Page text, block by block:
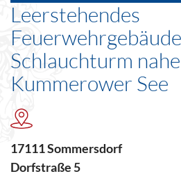
Leerstehendes
Schlauchturm
Kummerower See
17111 Sommersdorf
Dorfstraße 5